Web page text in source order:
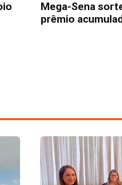
Mega-Sena
prêmio